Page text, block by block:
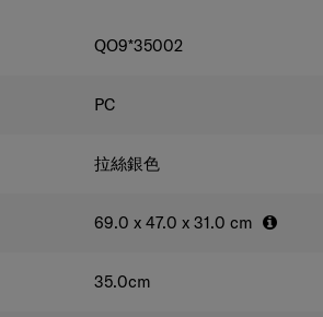
行李箱為旅行者提供更完善的旅行體
QO9*35002
PC
拉絲銀色
69.0 x 47.0 x 31.0 cm
35.0cm